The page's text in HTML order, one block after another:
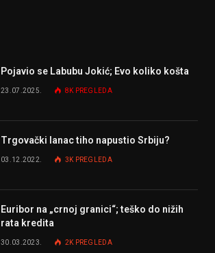
Pojavio se Labubu Jokić; Evo koliko košta
23.07.2025. 8K PREGLEDA
Trgovački lanac tiho napustio Srbiju?
03.12.2022. 3K PREGLEDA
Euribor na „crnoj granici“; teško do nižih
rata kredita
30.03.2023. 2K PREGLEDA